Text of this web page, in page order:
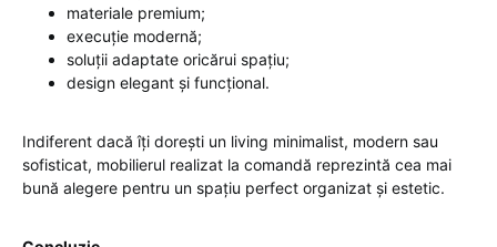
materiale premium;
execuție modernă;
soluții adaptate oricărui spațiu;
design elegant și funcțional.
Indiferent dacă îți dorești un living minimalist, modern sau
sofisticat, mobilierul realizat la comandă reprezintă cea mai
bună alegere pentru un spațiu perfect organizat și estetic.